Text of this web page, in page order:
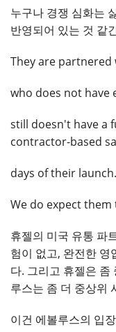
누구나 경쟁 심화는
반영되어 있는 것 같
They are partnered
who does not have
still doesn't have a
contractor-based
days of their launch.
We do expect
휴젤의 미국 유통 파
험이 없고, 완전한
다. 그리고 휴젤은 좀
루스는 좀 더 중상위
이건 에볼루스의 입